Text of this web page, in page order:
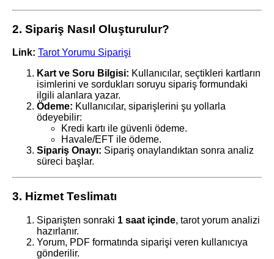
2. Sipariş Nasıl Oluşturulur?
Link: Tarot Yorumu Siparişi
Kart ve Soru Bilgisi: Kullanıcılar, seçtikleri kartların
isimlerini ve sordukları soruyu sipariş formundaki
ilgili alanlara yazar.
Ödeme: Kullanıcılar, siparişlerini şu yollarla
ödeyebilir:
Kredi kartı ile güvenli ödeme.
Havale/EFT ile ödeme.
Sipariş Onayı: Sipariş onaylandıktan sonra analiz
süreci başlar.
3. Hizmet Teslimatı
Siparişten sonraki 1 saat içinde, tarot yorum analizi
hazırlanır.
Yorum, PDF formatında siparişi veren kullanıcıya
gönderilir.